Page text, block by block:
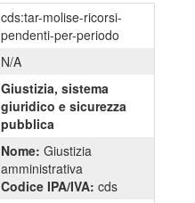
cds:tar-molise-ricorsi-
pendenti-per-periodo
N/A
Giustizia, sistema
giuridico e sicurezza
pubblica
Nome: Giustizia
amministrativa
Codice IPA/IVA: cds